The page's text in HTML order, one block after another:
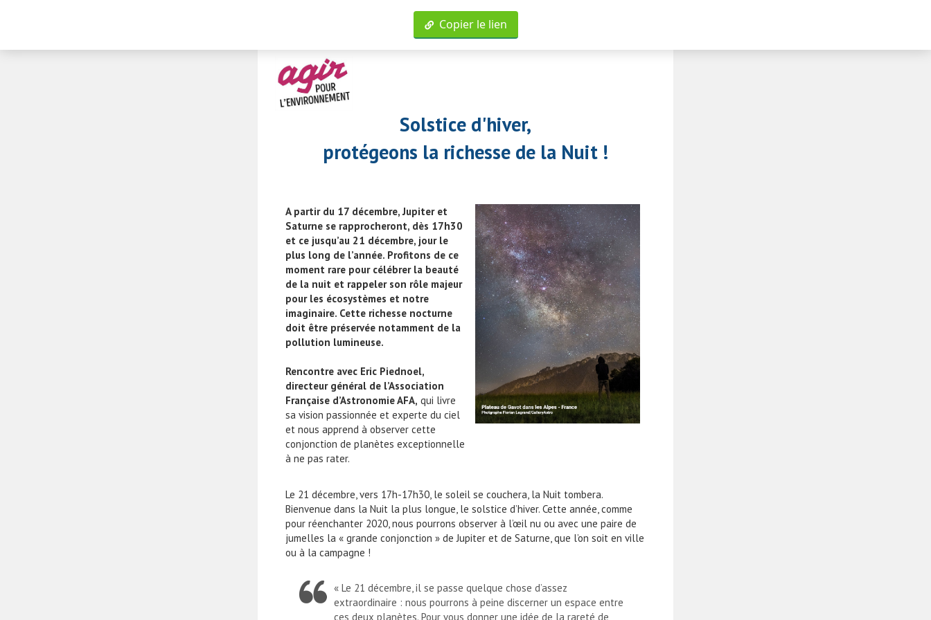
Copier le lien
Solstice d'hiver,
protégeons la richesse de la Nuit !
A partir du 17 décembre, Jupiter et
Saturne se rapprocheront, dès 17h30
et ce jusqu’au 21 décembre, jour le
plus long de l’année. Profitons de ce
moment rare pour célébrer la beauté
de la nuit et rappeler son rôle majeur
pour les écosystèmes et notre
imaginaire. Cette richesse nocturne
doit être préservée notamment de la
pollution lumineuse.
Rencontre avec Eric Piednoel,
directeur général de l’Association
Française d’Astronomie AFA, qui livre
sa vision passionnée et experte du ciel
et nous apprend à observer cette
conjonction de planètes exceptionnelle
à ne pas rater.
Le 21 décembre, vers 17h-17h30, le soleil se couchera, la Nuit tombera.
Bienvenue dans la Nuit la plus longue, le solstice d’hiver. Cette année, comme
pour réenchanter 2020, nous pourrons observer à l’œil nu ou avec une paire de
jumelles la « grande conjonction » de Jupiter et de Saturne, que l’on soit en ville
ou à la campagne !
« Le 21 décembre, il se passe quelque chose d’assez
extraordinaire : nous pourrons à peine discerner un espace entre
ces deux planètes. Pour vous donner une idée de la rareté de